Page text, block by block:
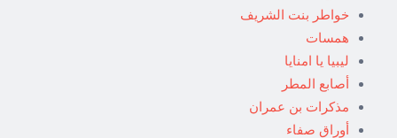
خواطر بنت الشريف
همسات
ليبيا يا امنايا
أصابع المطر
مذكرات بن عمران
أوراق صفاء